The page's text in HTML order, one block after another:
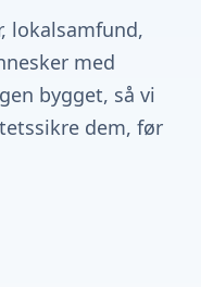
lokalsamfund,
med
bygget, så vi
dem, før